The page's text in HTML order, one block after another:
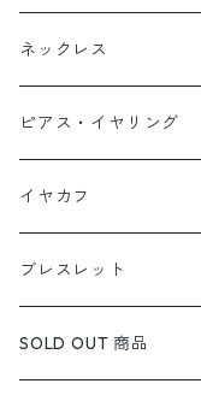
天然石1点ものリング
天然石1点ものリング
定番リング
ネックレス
天然石1点ものネック
定番ネックレス
ピアス・イヤリング
天然石1点ものピアス
定番ピアス/イヤリング
イヤカフ
ブレスレット
SOLD OUT 商品